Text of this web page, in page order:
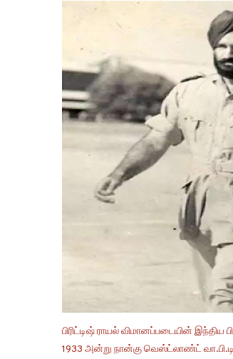
பிரிட்டிஷ் ராயல் விமானப்படையின்
1933 அன்று நான்கு வெஸ்ட்லாண்ட்